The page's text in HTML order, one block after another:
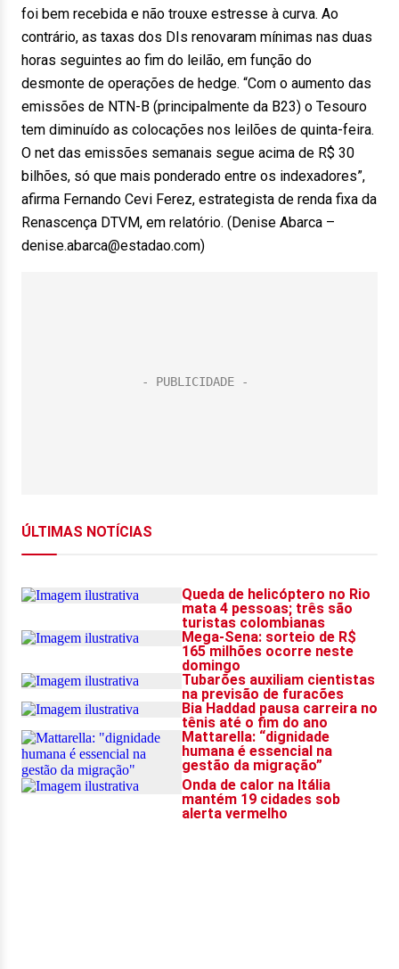
foi bem recebida e não trouxe estresse à curva. Ao
contrário, as taxas dos DIs renovaram mínimas nas duas
horas seguintes ao fim do leilão, em função do
desmonte de operações de hedge. “Com o aumento das
emissões de NTN-B (principalmente da B23) o Tesouro
tem diminuído as colocações nos leilões de quinta-feira.
O net das emissões semanais segue acima de R$ 30
bilhões, só que mais ponderado entre os indexadores”,
afirma Fernando Cevi Ferez, estrategista de renda fixa da
Renascença DTVM, em relatório. (Denise Abarca –
denise.abarca@estadao.com)